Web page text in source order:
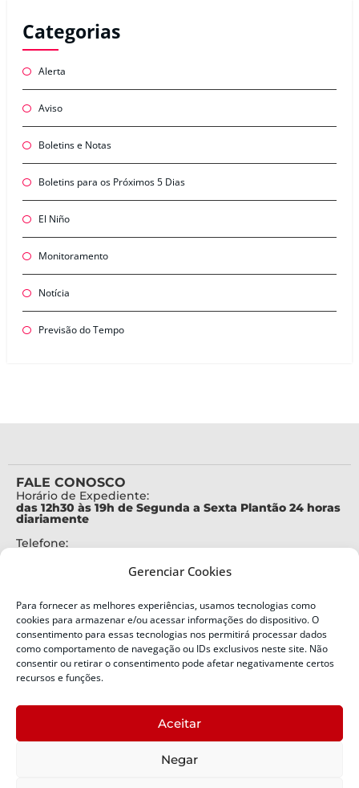
Gerenciar Cookies
Para fornecer as melhores experiências, usamos tecnologias como
cookies para armazenar e/ou acessar informações do dispositivo. O
consentimento para essas tecnologias nos permitirá processar dados
como comportamento de navegação ou IDs exclusivos neste site. Não
consentir ou retirar o consentimento pode afetar negativamente certos
recursos e funções.
Aceitar
Negar
Categorias
Alerta
Aviso
Boletins e Notas
Boletins para os Próximos 5 Dias
El Niño
Monitoramento
Notícia
Previsão do Tempo
FALE CONOSCO
Horário de Expediente:
das 12h30 às 19h de Segunda a Sexta Plantão 24 horas
diariamente
Telefone:
Alertas Defesa Civil:
SMS 40199
ENDEREÇO
Defesa Civil do Estado de Santa Catarina
Bairro:
Capoeiras, Florianópolis, SC